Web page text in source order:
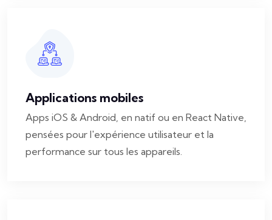
Applications mobiles
Apps iOS & Android, en natif ou en React Native,
pensées pour l'expérience utilisateur et la
performance sur tous les appareils.